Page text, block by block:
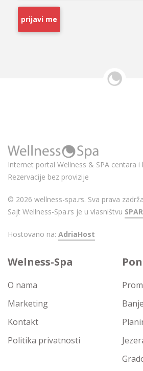
prijavi me
Internet portal Wellness & SPA centara i
Rezervacije bez provizije
© 2026 wellness-spa.rs. Sva prava
Sajt Wellness-Spa.rs je u vlasništvu
Hostovano na: AdriaHost
Welness-Spa
O nama
Marketing
Kontakt
Politika privatnosti
Banje